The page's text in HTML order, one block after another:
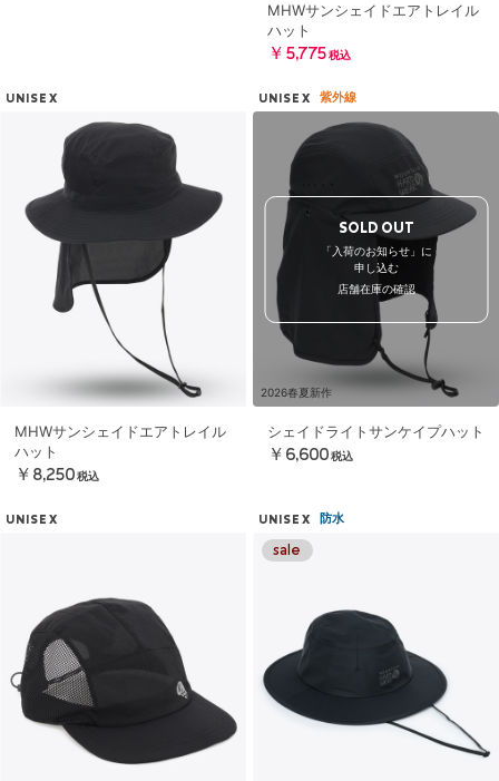
MHWサンシェイドエアトレイル
ハット
￥5,775 税込
UNISEX
MHWサンシェイドエアトレイル
ハット
￥8,250 税込
UNISEX 紫外線
2026春夏新作
SOLD OUT
「入荷のお知らせ」に
申し込む
店舗在庫の確認
シェイドライトサンケイプハット
￥6,600 税込
UNISEX UNISEX 防水